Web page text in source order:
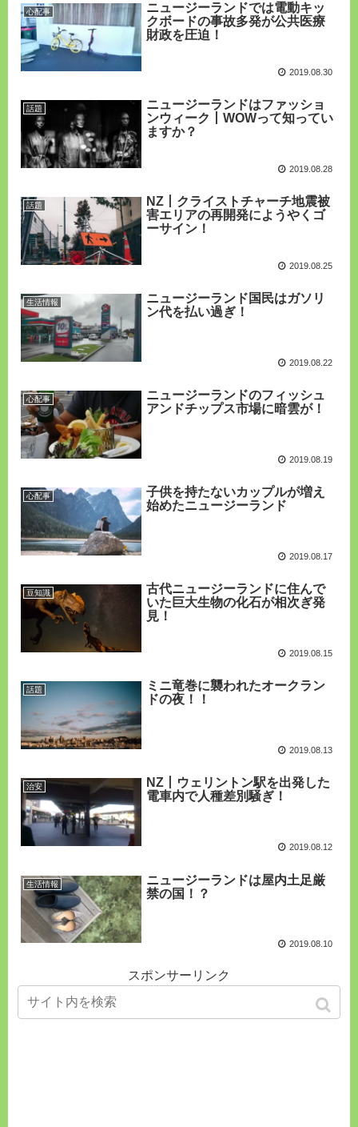
心配事
ニュージーランドでは電動キッ
クボードの事故多発が公共医療
財政を圧迫！
2019.08.30
話題
ニュージーランドはファッショ
ンウィーク丨WOWって知ってい
ますか？
2019.08.28
話題
NZ丨クライストチャーチ地震被
害エリアの再開発にようやくゴ
ーサイン！
2019.08.25
生活情報
ニュージーランド国民はガソリ
ン代を払い過ぎ！
2019.08.22
心配事
ニュージーランドのフィッシュ
アンドチップス市場に暗雲が！
2019.08.19
心配事
子供を持たないカップルが増え
始めたニュージーランド
2019.08.17
豆知識
古代ニュージーランドに住んで
いた巨大生物の化石が相次ぎ発
見！
2019.08.15
話題
ミニ竜巻に襲われたオークラン
ドの夜！！
2019.08.13
治安
NZ丨ウェリントン駅を出発した
電車内で人種差別騒ぎ！
2019.08.12
生活情報
ニュージーランドは屋内土足厳
禁の国！？
2019.08.10
スポンサーリンク